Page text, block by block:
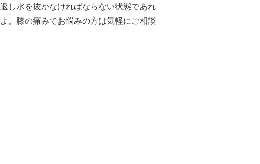
し水を抜かなければならない状態であれ
。膝の痛みでお悩みの方は気軽にご相談